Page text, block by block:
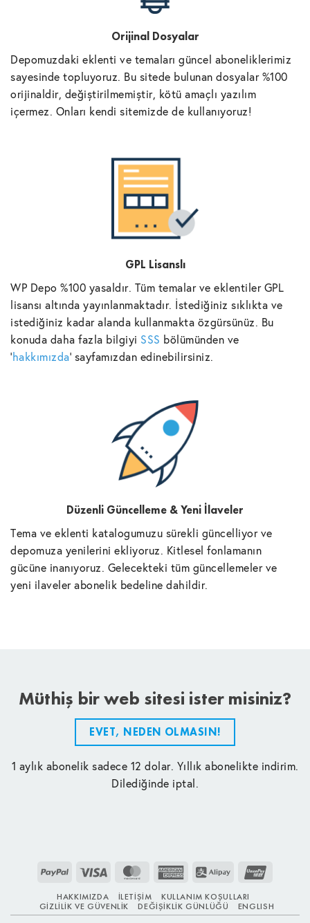
Orijinal Dosyalar
Depomuzdaki eklenti ve temaları güncel aboneliklerimiz
sayesinde topluyoruz. Bu sitede bulunan dosyalar %100
orijinaldir, değiştirilmemiştir, kötü amaçlı yazılım
içermez. Onları kendi sitemizde de kullanıyoruz!
GPL Lisanslı
WP Depo %100 yasaldır. Tüm temalar ve eklentiler GPL
lisansı altında yayınlanmaktadır. İstediğiniz sıklıkta ve
istediğiniz kadar alanda kullanmakta özgürsünüz. Bu
konuda daha fazla bilgiyi SSS bölümünden ve
'hakkımızda' sayfamızdan edinebilirsiniz.
Düzenli Güncelleme & Yeni İlaveler
Tema ve eklenti katalogumuzu sürekli güncelliyor ve
depomuza yenilerini ekliyoruz. Kitlesel fonlamanın
gücüne inanıyoruz. Gelecekteki tüm güncellemeler ve
yeni ilaveler abonelik bedeline dahildir.
Müthiş bir web sitesi ister misiniz?
EVET, NEDEN OLMASIN!
1 aylık abonelik sadece 12 dolar. Yıllık abonelikte indirim.
Dilediğinde iptal.
PayPal Visa MasterCardAmerican
Alipay
HAKKIMIZDA İLETIŞIM
KULLANIM KOŞULLARI
GIZLILIK VE GÜVENLIK
DEĞIŞIKLIK GÜNLÜĞÜ ENGLISH